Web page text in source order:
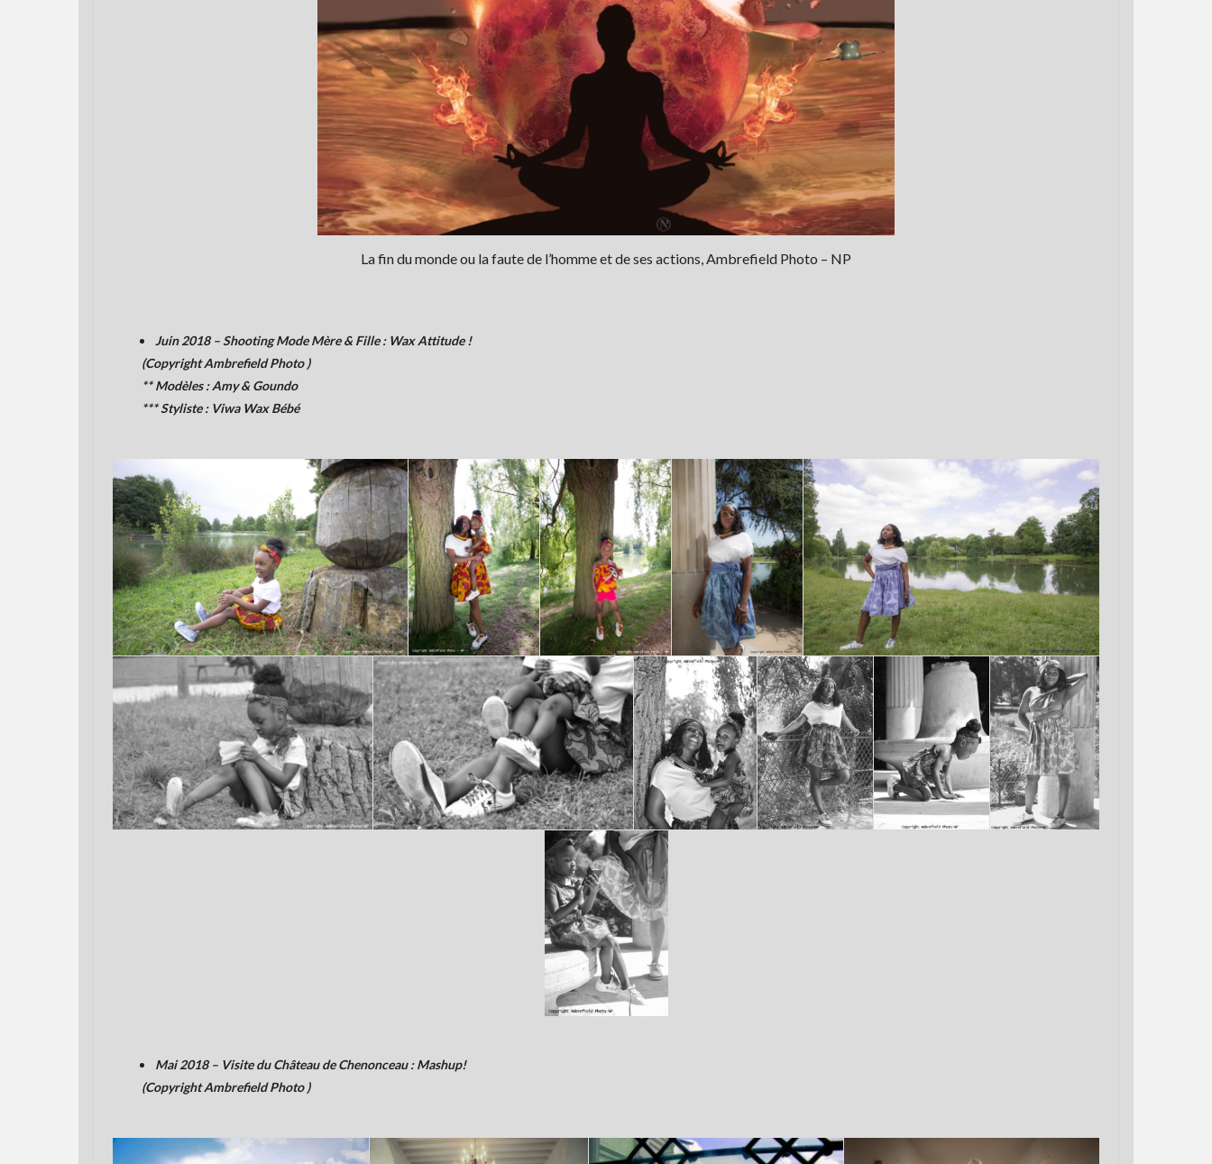
La fin du monde ou la faute de l’homme et de ses actions, Ambrefield Photo – NP
Juin 2018 – Shooting Mode Mère & Fille : Wax Attitude !
(Copyright Ambrefield Photo )
** Modèles : Amy & Goundo
*** Styliste : Viwa Wax Bébé
Mai 2018 – Visite du Château de Chenonceau : Mashup!
(Copyright Ambrefield Photo )